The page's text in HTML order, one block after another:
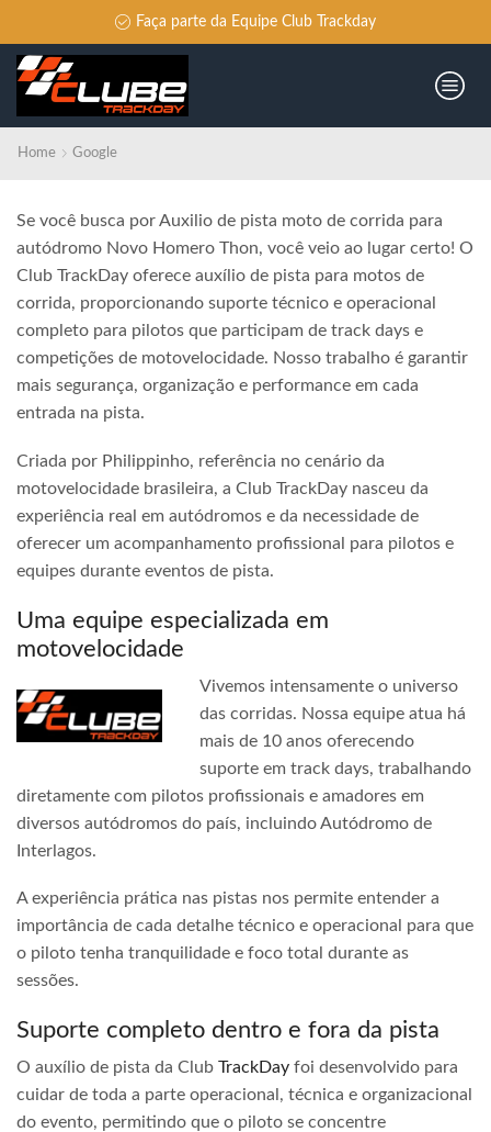
Faça parte da Equipe Club Trackday
Home Google
Se você busca por Auxilio de pista moto de corrida para
autódromo Novo Homero Thon, você veio ao lugar certo! O
Club TrackDay oferece auxílio de pista para motos de
corrida, proporcionando suporte técnico e operacional
completo para pilotos que participam de track days e
competições de motovelocidade. Nosso trabalho é garantir
mais segurança, organização e performance em cada
entrada na pista.
Criada por Philippinho, referência no cenário da
motovelocidade brasileira, a Club TrackDay nasceu da
experiência real em autódromos e da necessidade de
oferecer um acompanhamento profissional para pilotos e
equipes durante eventos de pista.
Uma equipe especializada em
motovelocidade
Vivemos intensamente o universo
das corridas. Nossa equipe atua há
mais de 10 anos oferecendo
suporte em track days, trabalhando
diretamente com pilotos profissionais e amadores em
diversos autódromos do país, incluindo Autódromo de
Interlagos.
A experiência prática nas pistas nos permite entender a
importância de cada detalhe técnico e operacional para que
o piloto tenha tranquilidade e foco total durante as
sessões.
Suporte completo dentro e fora da pista
O auxílio de pista da Club TrackDay foi desenvolvido para
cuidar de toda a parte operacional, técnica e organizacional
do evento, permitindo que o piloto se concentre